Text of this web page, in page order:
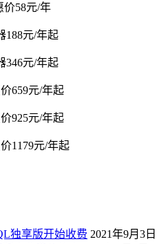
价58元/年
188元/年起
346元/年起
659元/年起
925元/年起
1179元/年起
独享版开始收费 2021年9月3日